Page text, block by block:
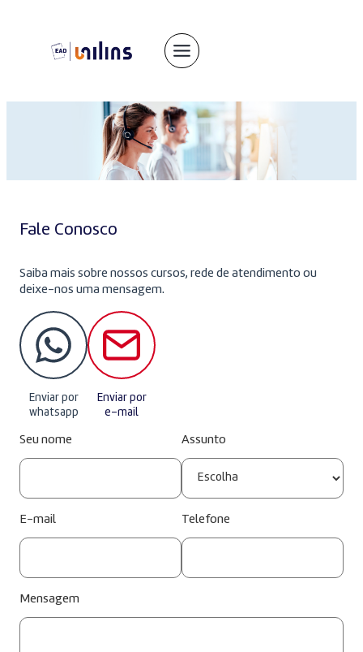
conteúdo
Fale Conosco
Saiba mais sobre nossos cursos, rede de atendimento ou
deixe-nos uma mensagem.
Enviar por
whatsapp
Enviar por
e-mail
Seu nome Assunto
E-mail Telefone
Mensagem